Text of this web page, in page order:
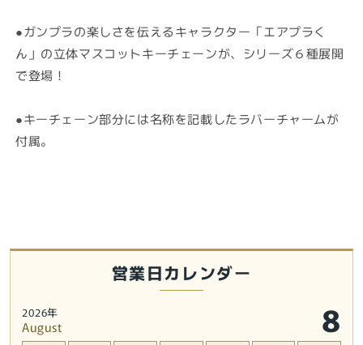
体
ラ
バ
ス
コ
(プ
ラ
体
ラ
ス
ェ
ー
ラ
●ガンプラの楽しさを伝えるキャラクター「エアプラく
ん」の立体マスコットキーチェーンが、シリーズ６種展開
で登場！
●キーチェーン部分には名称を記載したラバーチャームが
付属。
営業日カレンダー
2026年
August 8